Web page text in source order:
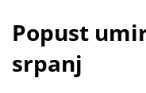
Popust
srpanj